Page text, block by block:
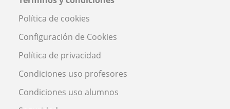
Política de cookies
Configuración de Cookies
Política de privacidad
Condiciones uso profesores
Condiciones uso alumnos